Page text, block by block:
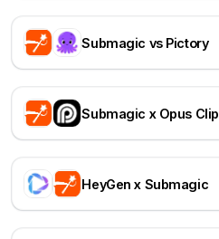
Submagic vs Pictory
Submagic x Opus Clip
HeyGen x Submagic